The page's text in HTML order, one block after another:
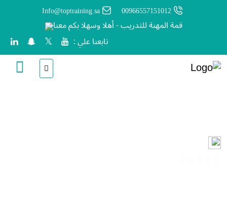
00966557151012
Info@toptraining.sa
قمة المهنة للتدريب - أهلا وسهلا بكم معنا
تابعنا علي :